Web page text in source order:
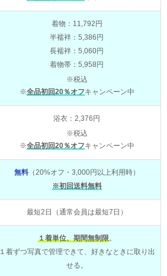
着物：11,792円
半襦袢：5,386円
長襦袢：5,060円
着物帯：5,958円
※税込
※全品初回20％オフキャンペーン中
浴衣：2,376円
※税込
※全品初回20％オフキャンペーン中
無料（20%オフ・3,000円以上利用時）
※初回送料無料
最短2日（通常会員は最短7日）
１着単位、期間無制限。
１着ずつ写真で管理できて、好きなときに取り出
せる。